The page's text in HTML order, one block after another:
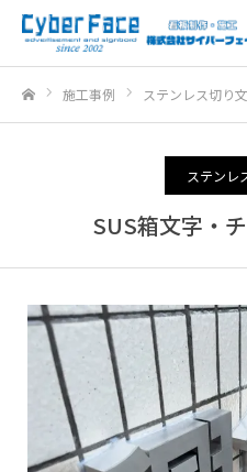
施工事例 ステンレス切り
ステンレ
SUS箱文字・